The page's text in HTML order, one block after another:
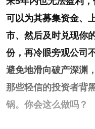
可以为其募集资金、
市、然后及时兑现你
份，再冷眼旁观公司
避免地滑向破产深渊
那些轻信的投资者背
锅。你会这么做吗？